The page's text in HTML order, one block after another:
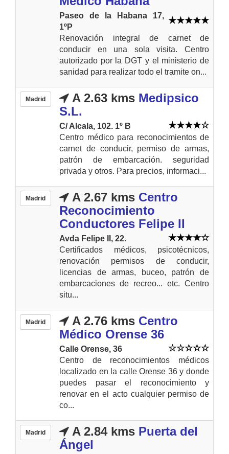
Paseo de la Habana 17,
1ºP
Renovación integral de carnet de
conducir en una sola visita. Centro
autorizado por la DGT y el ministerio de
sanidad para realizar todo el tramite on...
Madrid A 2.63 kms Medipsico
S.L.
C/ Alcala, 102. 1º B
Centro médico para reconocimientos de
carnet de conducir, permiso de armas,
patrón de embarcación. seguridad
privada y otros. Para precios, informaci...
Madrid A 2.67 kms Centro
Reconocimiento
Conductores Felipe II
Avda Felipe II, 22.
Certificados médicos, psicotécnicos,
renovación permisos de conducir,
licencias de armas, buceo, patrón de
embarcaciones de recreo... etc. Centro
situ...
Madrid A 2.76 kms Centro
Médico Orense 36
Calle Orense, 36
Centro de reconocimientos médicos
localizado en la calle Orense 36 y donde
puedes pasar el reconocimiento y
renovar en el acto cualquier permiso de
co...
Madrid A 2.84 kms Puerta del
Ángel